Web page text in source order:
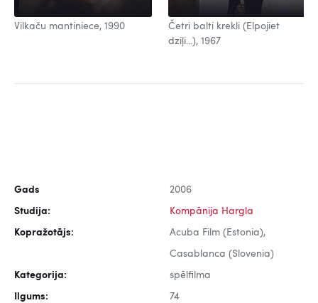
Vilkaču mantiniece, 1990
Četri balti krekli (Elpojiet
dziļi...), 1967
Gads 2006
Studija: Kompānija Hargla
Kopražotājs: Acuba Film (Estonia),
Casablanca (Slovenia)
Kategorija: spēlfilma
Ilgums: 74